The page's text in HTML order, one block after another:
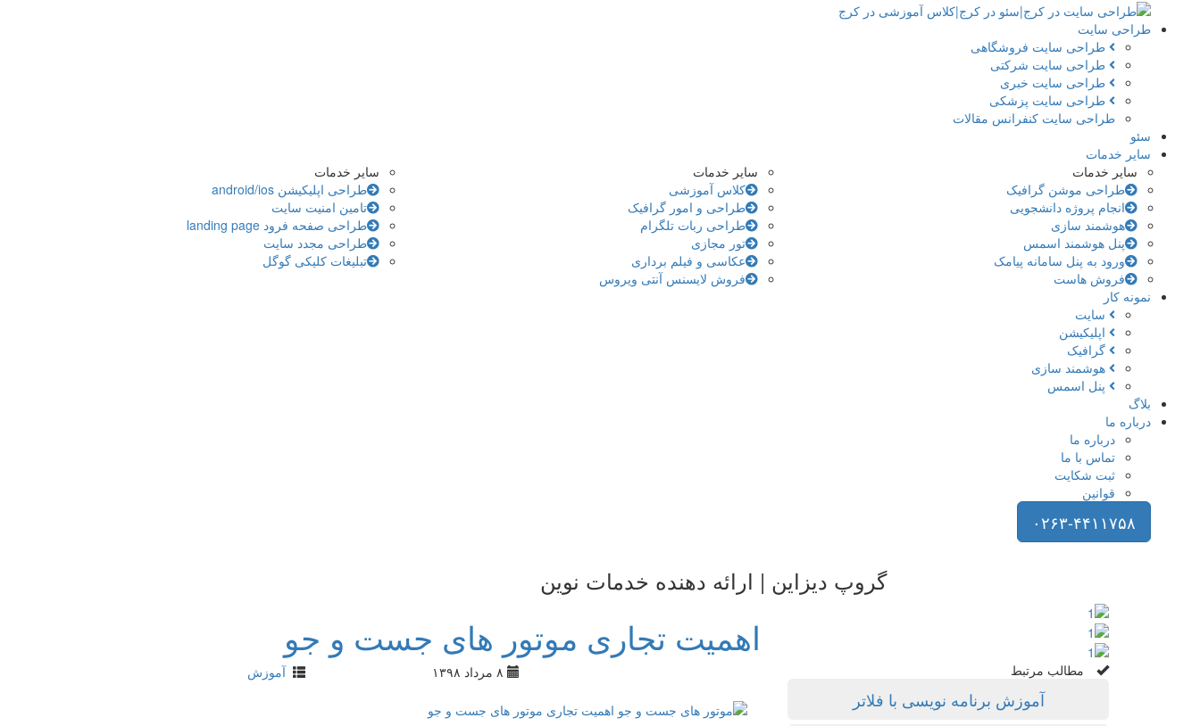
طراحی سایت
طراحی سایت فروشگاهی
طراحی سایت شرکتی
طراحی سایت خبری
طراحی سایت پزشکی
طراحی سایت کنفرانس مقالات
سئو
سایر خدمات
سایر خدمات
طراحی اپلیکیشن android/ios
تامین امنیت سایت
طراحی صفحه فرود landing page
طراحی مجدد سایت
تبلیغات کلیکی گوگل
سایر خدمات
کلاس آموزشی
طراحی و امور گرافیک
طراحی ربات تلگرام
تور مجازی
عکاسی و فیلم برداری
فروش لایسنس آنتی ویروس
سایر خدمات
طراحی موشن گرافیک
انجام پروژه دانشجویی
هوشمند سازی
پنل هوشمند اسمس
ورود به پنل سامانه پیامک
فروش هاست
نمونه کار
سایت
اپلیکیشن
گرافیک
هوشمند سازی
پنل اسمس
بلاگ
درباره ما
درباره ما
تماس با ما
ثبت شکایت
قوانین
۰۲۶۳-۴۴۱۱۷۵۸
گروپ دیزاین | ارائه دهنده خدمات نوین
اهمیت تجاری موتور های جست و جو
آموزش مطالب مرتبط
آموزش برنامه نویسی با فلاتر